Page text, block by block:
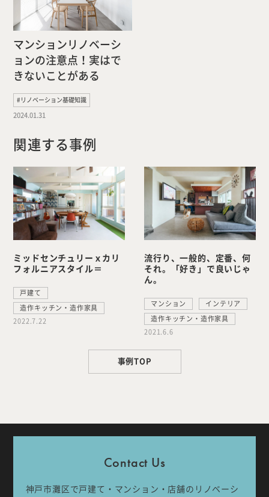
マンションリノベーシ
ョンの注意点！実はで
きないことがある
#リノベーション基礎知識
2024.01.31
関連する事例
ミッドセンチュリーｘカリ
フォルニアスタイル＝
戸建て
造作キッチン・造作家具
2022.7.22
流行り、一般的、定番、何
それ。「好き」で良いじゃ
ん。
マンション インテリア
造作キッチン・造作家具
2021.6.6
事例TOP
Contact Us
神戸市灘区で戸建て・マンション・店舗のリノベーシ